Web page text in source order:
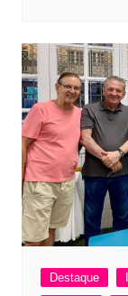
Destaque